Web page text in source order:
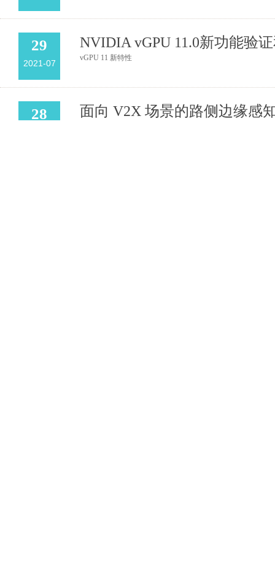
29
2021-07
NVIDIA vGPU 11.0新功能验
vGPU 11 新特性
28 面向 V2X 场景的路侧边缘感